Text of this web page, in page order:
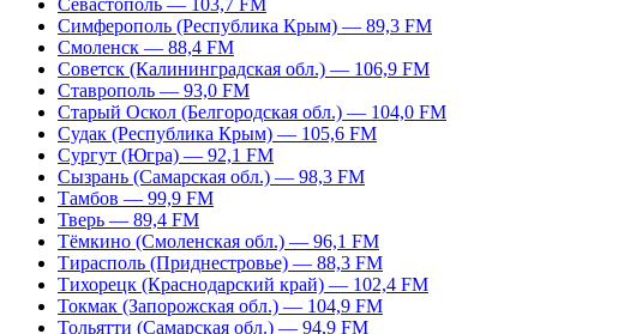
Севастополь — 103,7 FM
Симферополь (Республика Крым) — 89,3 FM
Смоленск — 88,4 FM
Советск (Калининградская обл.) — 106,9 FM
Ставрополь — 93,0 FM
Старый Оскол (Белгородская обл.) — 104,0 FM
Судак (Республика Крым) — 105,6 FM
Сургут (Югра) — 92,1 FM
Сызрань (Самарская обл.) — 98,3 FM
Тамбов — 99,9 FM
Тверь — 89,4 FM
Тёмкино (Смоленская обл.) — 96,1 FM
Тирасполь (Приднестровье) — 88,3 FM
Тихорецк (Краснодарский край) — 102,4 FM
Токмак (Запорожская обл.) — 104,9 FM
Тольятти (Самарская обл.) — 94,9 FM